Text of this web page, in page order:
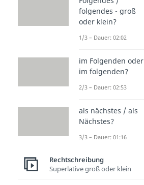
folgendes - groß
oder klein?
1/3 – Dauer: 02:02
im Folgenden oder
im folgenden?
2/3 – Dauer: 02:53
als nächstes / als
Nächstes?
3/3 – Dauer: 01:16
Rechtschreibung
Superlative groß oder klein